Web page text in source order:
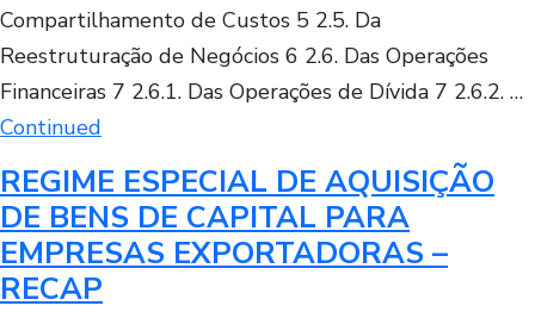
Compartilhamento de Custos 5 2.5. Da
Reestruturação de Negócios 6 2.6. Das Operações
Financeiras 7 2.6.1. Das Operações de Dívida 7 2.6.2. …
Continued
REGIME ESPECIAL DE AQUISIÇÃO
DE BENS DE CAPITAL PARA
EMPRESAS EXPORTADORAS –
RECAP